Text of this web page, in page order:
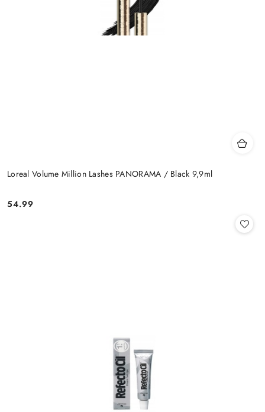
Loreal Volume Million Lashes PANORAMA / Black 9,9ml
Cena:
54.99